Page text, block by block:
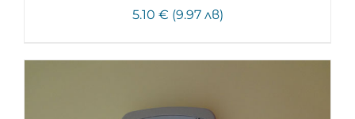
5.10 € (9.97 лв)